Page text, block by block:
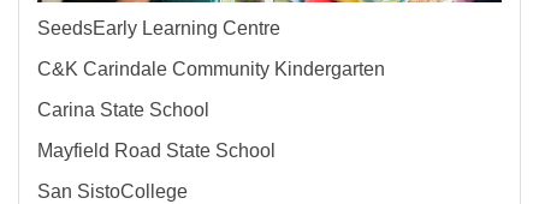
SeedsEarly Learning Centre
C&K Carindale Community Kindergarten
Carina State School
Mayfield Road State School
San SistoCollege